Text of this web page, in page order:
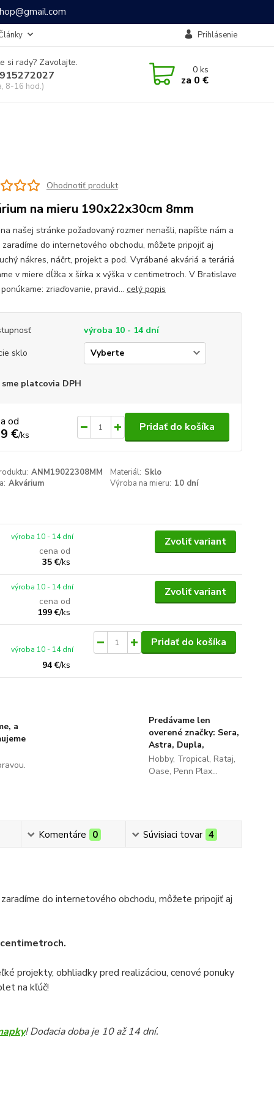
Prihlásenie
si rady? Zavolajte.
8-16 hod.)
0ks
za 0 €
Ohodnotiť produkt
na mieru 190x22x30cm 8mm
našej stránke požadovaný rozmer nenašli, napíšte nám a
do internetového obchodu, môžete pripojiť aj
nákres, náčrt, projekt a pod. Vyrábané akváriá a teráriá
v miere dĺžka x šírka x výška v centimetroch. V Bratislave
zriaďovanie, pravid... celý popis
výroba 10 - 14 dní
sklo
sme platcovia DPH
od
€/ks
Pridať do košíka
ANM19022308MM Materiál: Sklo
Akvárium Výroba na mieru: 10 dní
cena od
35 €/ks
výroba 10 - 14 dní Zvoliť variant
cena od
199 €/ks
výroba 10 - 14 dní Zvoliť variant
94 €/ks
výroba 10 - 14 dní
Pridať do košíka
a
Predávame len
overené značky: Sera,
Astra, Dupla,
Hobby, Tropical, Rataj,
Oase, Penn Plax...
Komentáre 0 Súvisiaci tovar 4
do internetového obchodu, môžete pripojiť aj
projekty, obhliadky pred realizáciou, cenové ponuky
na kľúč!
! Dodacia doba je 10 až 14 dní.